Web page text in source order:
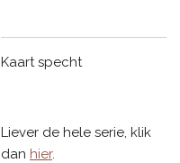
Kaart specht
Liever de hele serie, klik
dan hier.